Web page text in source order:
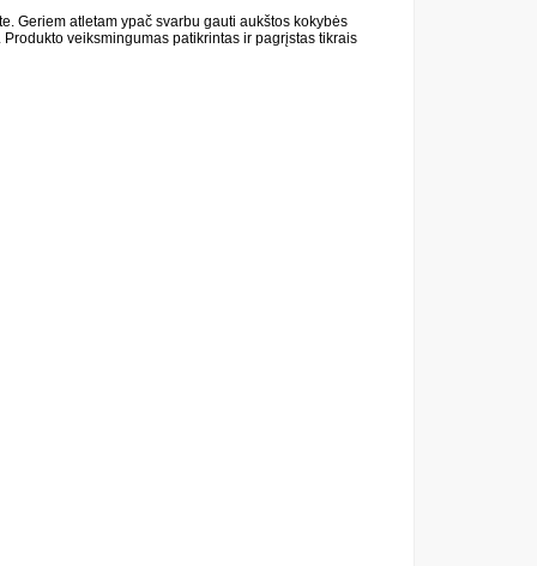
Geriem atletam ypač svarbu gauti aukštos kokybės
veiksmingumas patikrintas ir pagrįstas tikrais